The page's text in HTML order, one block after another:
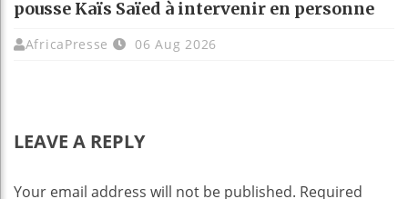
pousse Kaïs Saïed à intervenir en personne
AfricaPresse 06 Aug 2026
LEAVE A REPLY
Your email address will not be published. Required